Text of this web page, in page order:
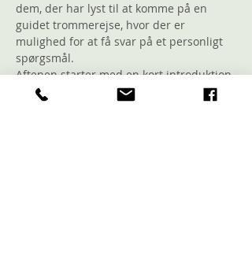
dem, der har lyst til at komme på en
guidet trommerejse, hvor der er
mulighed for at få svar på et personligt
spørgsmål.
Aftenen starter med en kort introduktion
til det vi skal, og derefter vil Rikke guide